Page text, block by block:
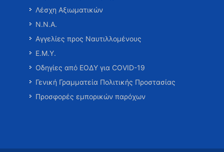
Λέσχη Αξιωματικών
Ν.Ν.Α.
Αγγελίες προς Ναυτιλλομένους
Ε.Μ.Υ.
Οδηγίες από ΕΟΔΥ για COVID-19
Γενική Γραμματεία Πολιτικής Προστασίας
Προσφορές εμπορικών παρόχων